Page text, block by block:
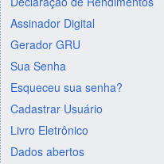
Assinador Digital
Gerador GRU
Sua Senha
Esqueceu sua senha?
Cadastrar Usuário
Livro Eletrônico
Dados abertos